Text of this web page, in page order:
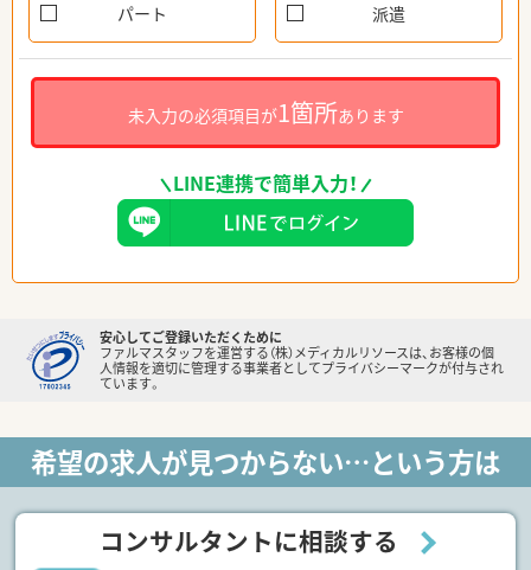
パート 派遣
未入力の必須項目が1箇所あります
LINE連携で簡単入力！
安心してご登録いただくために
ファルマスタッフを運営する（株）メディカルリソースは、お客様の個
人情報を適切に管理する事業者としてプライバシーマークが付与され
ています。
希望の求人が見つからない…という方は
コンサルタントに相談する